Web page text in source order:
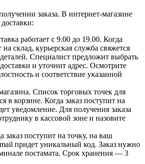
заказа. В интернет-магазине
работает с 9.00 до 19.00. Когда
на склад, курьерская служба свяжется
Специалист предложит выбрать
и уточнит адрес. Осмотрите
и соответствие указанной
Список торговых точек для
в корзине. Когда заказ поступит на
уведомление. Для получения заказа
в кассовой зоне и назовите
заказ поступит на точку, на ваш
придет уникальный код. Заказ нужно
постамата. Срок хранения — 3